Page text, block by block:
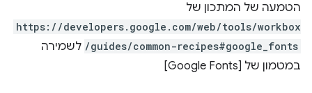
הטמעה של המתכון של
https://developers.google.com/web/tools/workbox
/guides/common-recipes#google_fonts לשמירה
במטמון של [Google Fonts]